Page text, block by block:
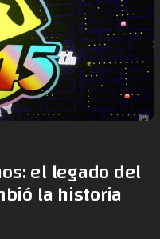
el legado del
la historia